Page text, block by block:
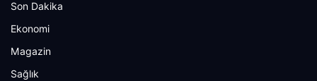
Son Dakika
Ekonomi
Magazin
Sağlık